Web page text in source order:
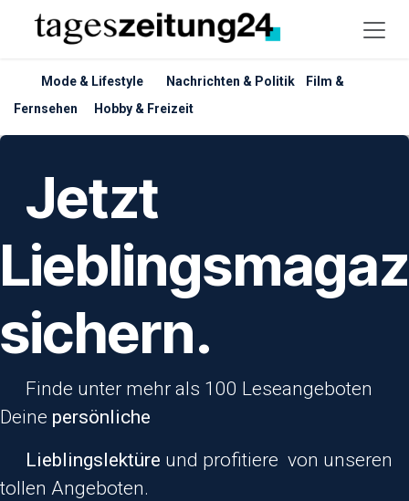
Zum Inhalt springen
Mode & Lifestyle Nachrichten & Politik
Film &
Fernsehen
Hobby & Freizeit
​Jetzt
sichern.
​Finde unter mehr als 100 Leseangeboten
Deine persönliche
​​Lieblingslektüre und profitiere von unseren
tollen Angeboten.